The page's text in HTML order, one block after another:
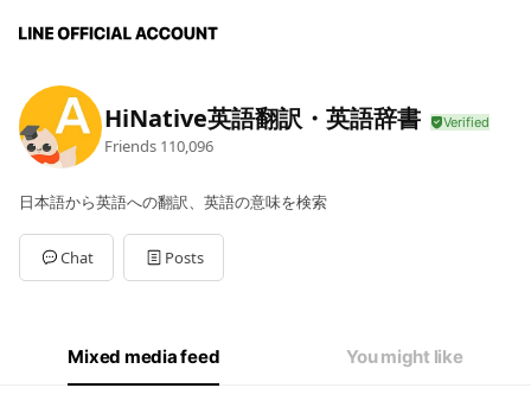
HiNative英語翻訳・英語辞書
Friends 110,096
日本語から英語への翻訳、英語の意味を検索
Chat Posts
Mixed media feed You might like